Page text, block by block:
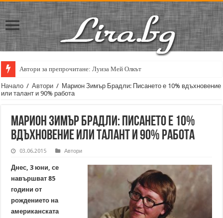
Автори за препрочитане: Луиза Мей Олкът
Кирил Кадийски: „Плачът на големия поет винаги е и сила, и
Начало / Автори / Марион Зимър Брадли: Писането е 10% вдъхновение
или талант и 90% работа
Марион Зимър Брадли: Писането е 10%
вдъхновение или талант и 90% работа
03.06.2015 Автори
Днес, 3 юни, се
навършват 85
години от
рождението на
американската